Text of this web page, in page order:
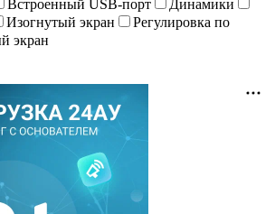
Встроенный USB-порт
Динамики
Изогнутый экран
Регулировка по
экран